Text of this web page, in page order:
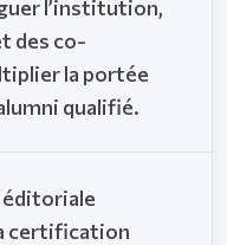
l’institution,
des co-
la portée
qualifié.
certification